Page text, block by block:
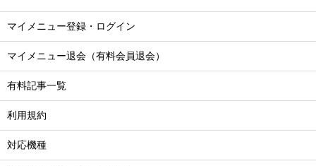
マイメニュー登録・ログイン
マイメニュー退会（有料会員退会）
有料記事一覧
利用規約
対応機種